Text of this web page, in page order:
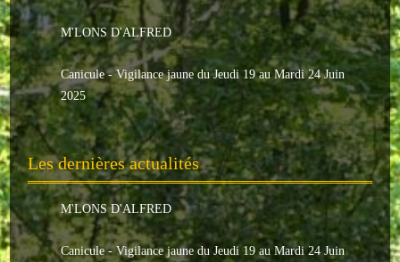
Les élus
Les commissions
Les comptes rendus
Le personnel communal
L'Echo de Nuaillé
Tarifs et locations
Galeries photos
M'LONS D'ALFRED
Canicule - Vigilance jaune du Jeudi 19 au Mardi 24 Juin
2025
Les dernières actualités
M'LONS D'ALFRED
Canicule - Vigilance jaune du Jeudi 19 au Mardi 24 Juin